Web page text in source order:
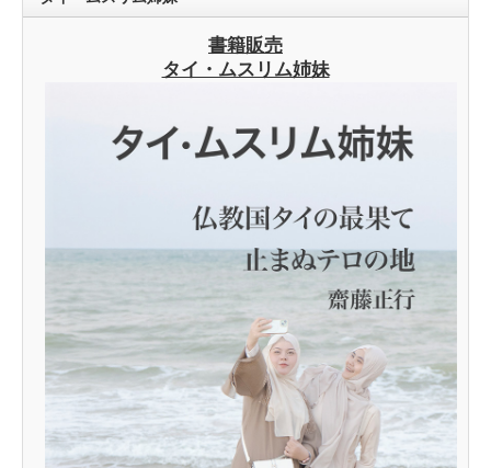
書籍販売
タイ・ムスリム姉妹